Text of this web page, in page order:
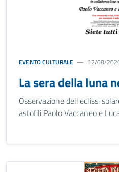
EVENTO CULTURALE 12/08/
La sera della luna
Osservazione dell'eclissi
astofili Paolo Vaccaneo e